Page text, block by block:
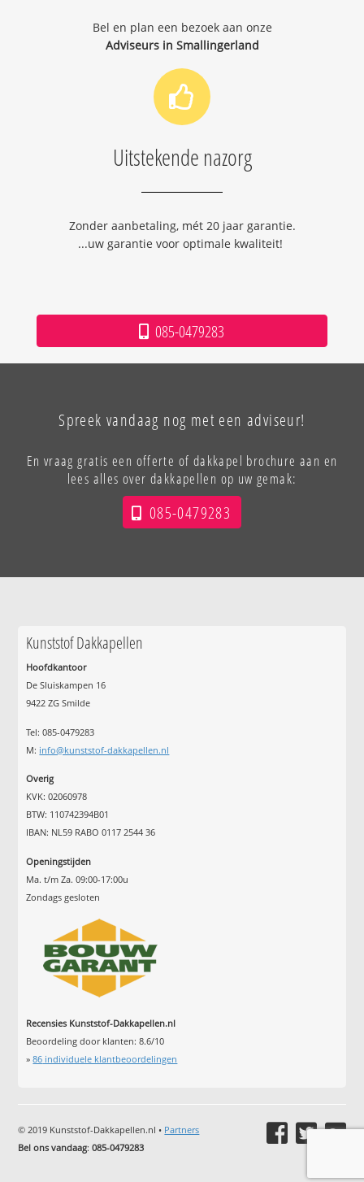
Bel en plan een bezoek aan onze
Adviseurs in Smallingerland
Uitstekende nazorg
Zonder aanbetaling, mét 20 jaar garantie.
...uw garantie voor optimale kwaliteit!
085-0479283
Spreek vandaag nog met een adviseur!
En vraag gratis een offerte of dakkapel brochure aan en
lees alles over dakkapellen op uw gemak:
085-0479283
Kunststof Dakkapellen
Hoofdkantoor
De Sluiskampen 16
9422 ZG Smilde
Tel: 085-0479283
M: info@kunststof-dakkapellen.nl
Overig
KVK: 02060978
BTW: 110742394B01
IBAN: NL59 RABO 0117 2544 36
Openingstijden
Ma. t/m Za. 09:00-17:00u
Zondags gesloten
Recensies Kunststof-Dakkapellen.nl
Beoordeling door klanten:8.6/10
»86 individuele klantbeoordelingen
© 2019 Kunststof-Dakkapellen.nl • Partners
Bel ons vandaag:085-0479283